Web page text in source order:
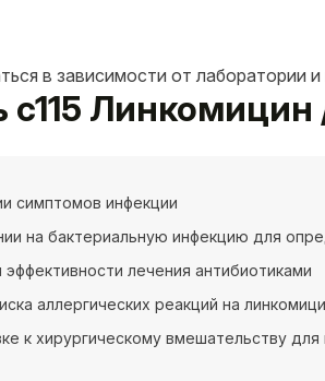
в зависимости от лаборатории
c115
симптомов инфекции
на бактериальную инфекцию для
эффективности лечения антибиотиками
аллергических реакций на
к хирургическому вмешательству